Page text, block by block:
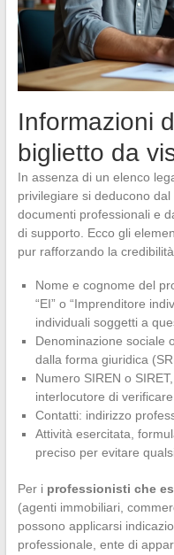
Informazioni
biglietto da
In assenza di un elenco
privilegiare si deducono
documenti professionali e
di supporto. Ecco gli
pur rafforzando la
Nome e cognome del
“EI” o “Imprenditore
individuali soggetti a
Denominazione sociale
dalla forma giuridica
Numero SIREN o
interlocutore di
Contatti: indirizzo
Attività esercitata,
preciso per evitare
Per i professionisti che
(agenti immobiliari,
possono applicarsi
professionale, ente di